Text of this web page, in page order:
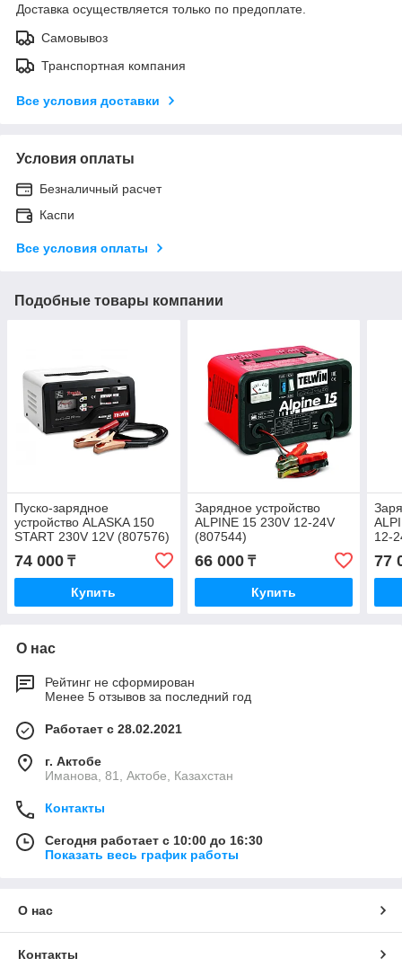
Доставка осуществляется только по предоплате.
Самовывоз
Транспортная компания
Все условия доставки
Условия оплаты
Безналичный расчет
Каспи
Все условия оплаты
Подобные товары компании
Пуско-зарядное
устройство ALASKA 150
START 230V 12V (807576)
74 000 ₸
Купить
Зарядное устройство
ALPINE 15 230V 12-24V
(807544)
66 000₸
Купить
12-
77
О нас
Рейтинг не сформирован
Менее 5 отзывов за последний год
Работает с 28.02.2021
г. Актобе
Иманова, 81, Актобе, Казахстан
Контакты
Сегодня работает с 10:00 до 16:30
Показать весь график работы
О нас
Контакты